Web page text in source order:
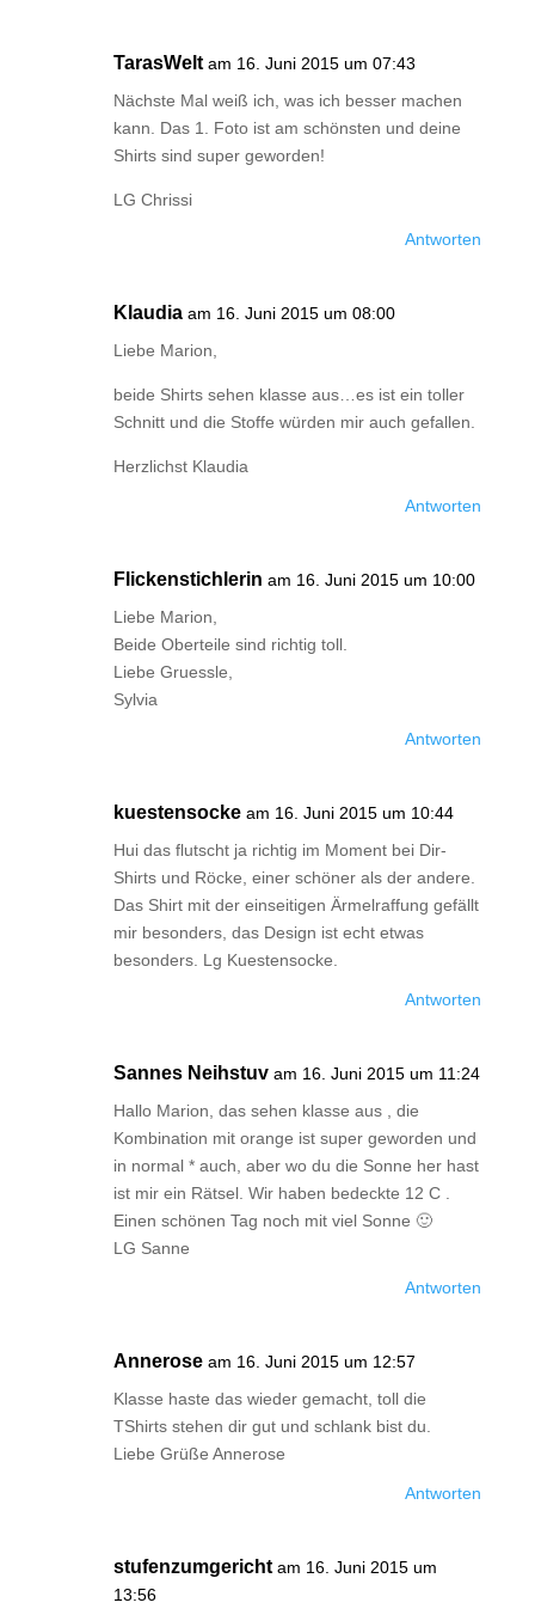
TarasWelt am 16. Juni 2015 um 07:43
Nächste Mal weiß ich, was ich besser machen
kann. Das 1. Foto ist am schönsten und deine
Shirts sind super geworden!
LG Chrissi
Antworten
Klaudia am 16. Juni 2015 um 08:00
Liebe Marion,
beide Shirts sehen klasse aus…es ist ein toller
Schnitt und die Stoffe würden mir auch gefallen.
Herzlichst Klaudia
Antworten
Flickenstichlerin am 16. Juni 2015 um 10:00
Liebe Marion,
Beide Oberteile sind richtig toll.
Liebe Gruessle,
Sylvia
Antworten
kuestensocke am 16. Juni 2015 um 10:44
Hui das flutscht ja richtig im Moment bei Dir-
Shirts und Röcke, einer schöner als der andere.
Das Shirt mit der einseitigen Ärmelraffung gefällt
mir besonders, das Design ist echt etwas
besonders. Lg Kuestensocke.
Antworten
Sannes Neihstuv am 16. Juni 2015 um 11:24
Hallo Marion, das sehen klasse aus , die
Kombination mit orange ist super geworden und
in normal * auch, aber wo du die Sonne her hast
ist mir ein Rätsel. Wir haben bedeckte 12 C .
Einen schönen Tag noch mit viel Sonne 🙂
LG Sanne
Antworten
Annerose am 16. Juni 2015 um 12:57
Klasse haste das wieder gemacht, toll die
TShirts stehen dir gut und schlank bist du.
Liebe Grüße Annerose
Antworten
stufenzumgericht am 16. Juni 2015 um
13:56